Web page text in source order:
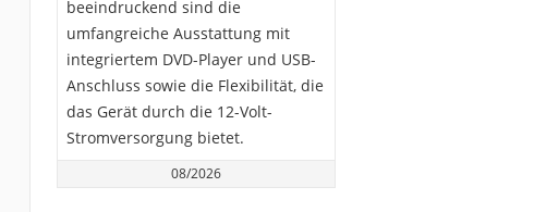
beeindruckend sind die
umfangreiche Ausstattung mit
integriertem DVD-Player und USB-
Anschluss sowie die Flexibilität, die
das Gerät durch die 12-Volt-
Stromversorgung bietet.
08/2026